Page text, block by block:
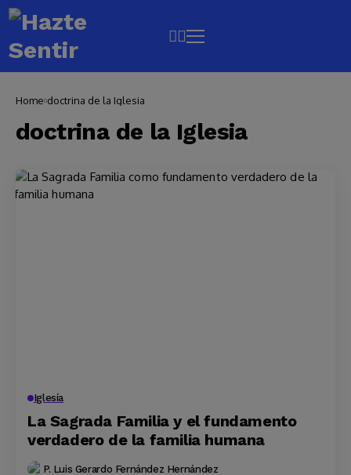
Home doctrina de la Iglesia
doctrina de la Iglesia
Iglesía
La Sagrada Familia y el fundamento
verdadero de la familia humana
P. Luis Gerardo Fernández Hernández